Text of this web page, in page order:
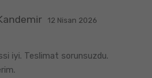
12 Nisan 2026
iyi. Teslimat sorunsuzdu.